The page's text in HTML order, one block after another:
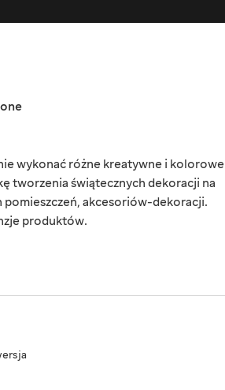
wykonać różne kreatywne i kolorowe
tworzenia świątecznych dekoracji na
akcesoriów-dekoracji.
produktów.